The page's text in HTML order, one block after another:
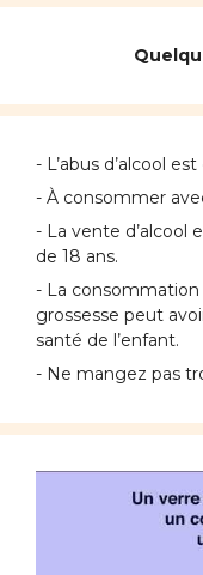
- L’abus d’alcool
- À consommer
- La vente d’alcool
de 18 ans.
- La consommation
grossesse peut
santé de l’enfant.
- Ne mangez pas